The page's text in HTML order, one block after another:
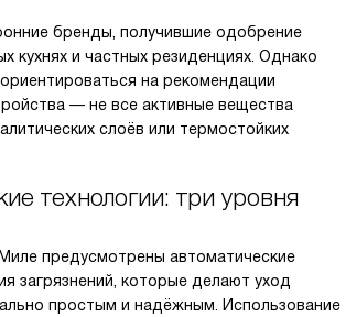
бренды, получившие одобрение
кухнях и частных резиденциях. Однако
на рекомендации
— не все активные вещества
слоёв или термостойких
технологии: три уровня
предусмотрены автоматические
загрязнений, которые делают уход
простым и надёжным. Использование